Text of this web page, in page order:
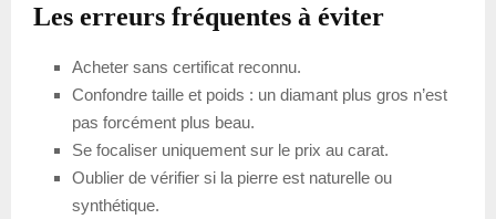
Les erreurs fréquentes à éviter
Acheter sans certificat reconnu.
Confondre taille et poids : un diamant plus gros n’est
pas forcément plus beau.
Se focaliser uniquement sur le prix au carat.
Oublier de vérifier si la pierre est naturelle ou
synthétique.